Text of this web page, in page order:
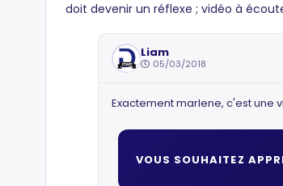
doit devenir un réflexe ; vidéo à
Liam
05/03/2018
Exactement marlene, c'est une
VOUS SOUHAITEZ